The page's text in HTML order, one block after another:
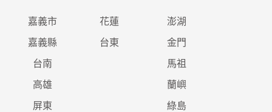
嘉義市 花蓮 澎湖
嘉義縣 台東 金門
台南 馬祖
高雄 蘭嶼
屏東 綠島